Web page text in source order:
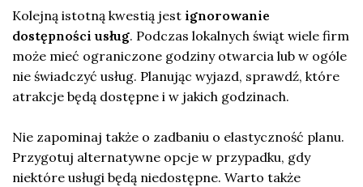
Kolejną istotną kwestią jest ignorowanie
dostępności usług. Podczas lokalnych świąt wiele firm
może mieć ograniczone godziny otwarcia lub w ogóle
nie świadczyć usług. Planując wyjazd, sprawdź, które
atrakcje będą dostępne i w jakich godzinach.
Nie zapominaj także o zadbaniu o elastyczność planu.
Przygotuj alternatywne opcje w przypadku, gdy
niektóre usługi będą niedostępne. Warto także